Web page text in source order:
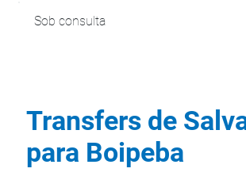
Transfers de
para Boipeba
Sob consulta